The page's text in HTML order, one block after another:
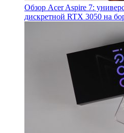
Обзор Acer Aspire 7:
дискретной RTX 3050 на